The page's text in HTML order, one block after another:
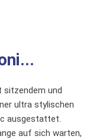
sitzendem und
ultra stylischen
ausgestattet.
auf sich warten,